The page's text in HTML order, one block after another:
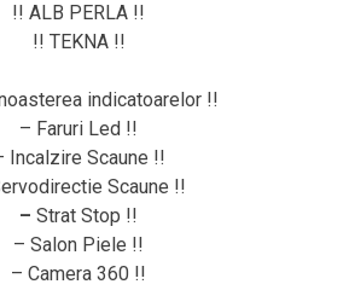
!! ALB PERLA !!
!! TEKNA !!
indicatoarelor !!
– Faruri Led !!
Incalzire Scaune !!
Scaune !!
– Strat Stop !!
– Salon Piele !!
– Camera 360 !!